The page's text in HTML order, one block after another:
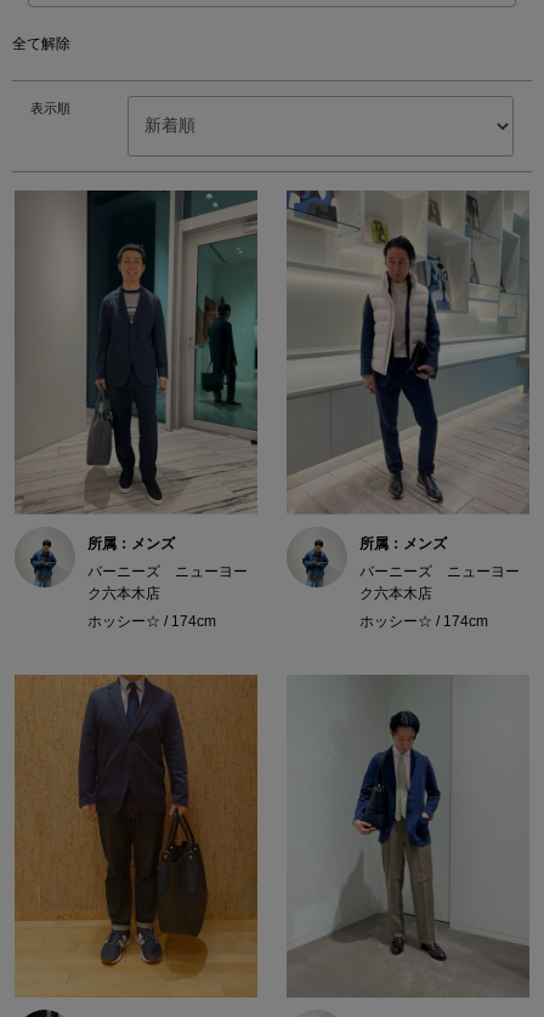
全て解除
表示順
所属：メンズ
バーニーズ ニューヨー
ク六本木店
ホッシー☆ / 174cm
所属：メンズ
バーニーズ ニューヨー
ク六本木店
ホッシー☆ / 174cm